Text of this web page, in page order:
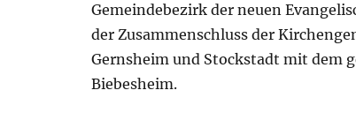
Gemeindebezirk der neuen
der Zusammenschluss der
Gernsheim und Stockstadt mit dem
Biebesheim.